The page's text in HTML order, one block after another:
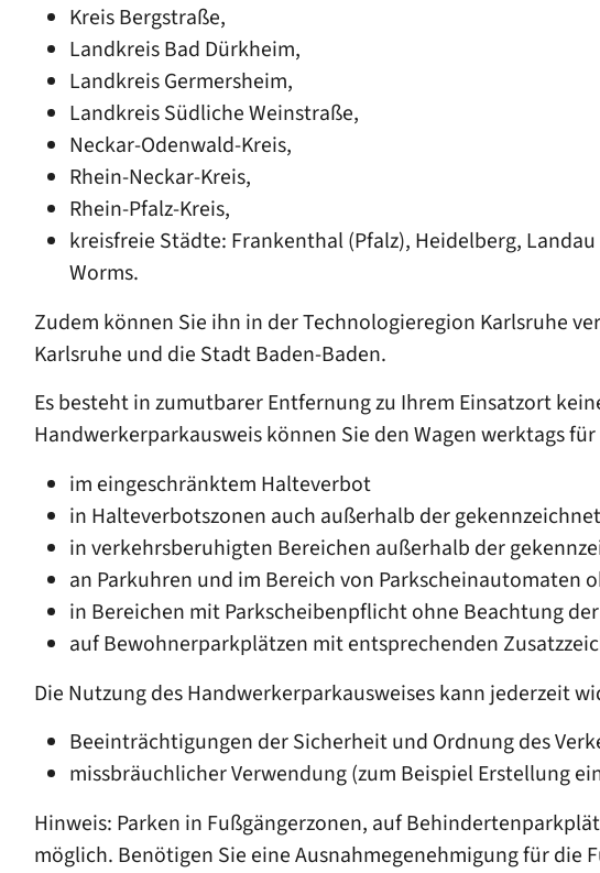
Kreis Bergstraße,
Landkreis Bad Dürkheim,
Landkreis Germersheim,
Landkreis Südliche Weinstraße,
Neckar-Odenwald-Kreis,
Rhein-Neckar-Kreis,
Rhein-Pfalz-Kreis,
kreisfreie Städte: Frankenthal (Pfalz), Heidelberg,
Worms.
Zudem können Sie ihn in der Technologieregion Karlsruhe
Karlsruhe und die Stadt Baden-Baden.
Es besteht in zumutbarer Entfernung zu Ihrem Einsatzort
Handwerkerparkausweis können Sie den Wagen werktags
im eingeschränktem Halteverbot
in Halteverbotszonen auch außerhalb der
in verkehrsberuhigten Bereichen außerhalb der
an Parkuhren und im Bereich von Parkscheinautomaten
in Bereichen mit Parkscheibenpflicht ohne Beachtung
auf Bewohnerparkplätzen mit entsprechenden
Die Nutzung des Handwerkerparkausweises kann jederzeit
Beeinträchtigungen der Sicherheit und Ordnung des
missbräuchlicher Verwendung (zum Beispiel Erstellung
Hinweis: Parken in Fußgängerzonen, auf
möglich. Benötigen Sie eine Ausnahmegenehmigung für die